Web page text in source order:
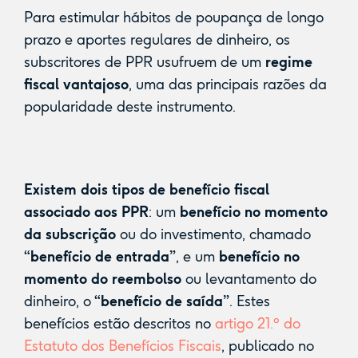
Para estimular hábitos de poupança de longo
prazo e aportes regulares de dinheiro, os
subscritores de PPR usufruem de umregime
fiscal vantajoso, uma das principais razões da
popularidade deste instrumento.
Existem dois tipos de benefício fiscal
associado aos PPR: um benefício no momento
da subscriçãoou do investimento, chamado
“benefício de entrada”, e um benefício no
momento do reembolsoou levantamento do
dinheiro, o“benefício de saída”. Estes
benefícios estão descritos no artigo 21.º do
Estatuto dos Benefícios Fiscais, publicado no